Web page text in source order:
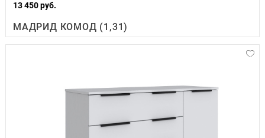
13 450 руб.
МАДРИД КОМОД (1,31)